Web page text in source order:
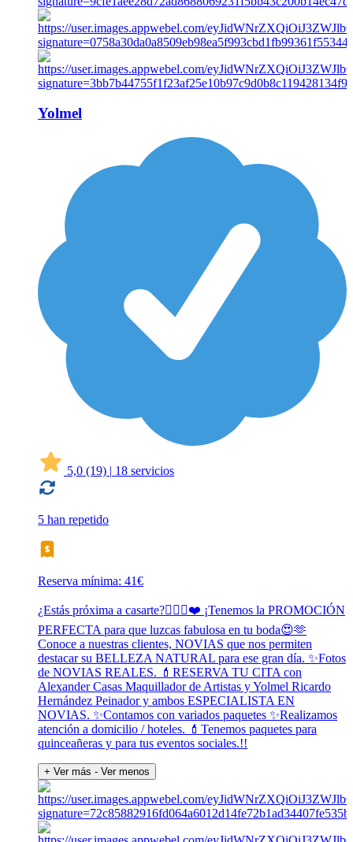
Yolmel
5,0 (19) | 18 servicios
5 han repetido
Reserva mínima: 41€
¿Estás próxima a casarte?👰🏻‍♀️❤️ ¡Tenemos la PROMOCIÓN
PERFECTA para que luzcas fabulosa en tu boda😍🫶
Conoce a nuestras clientes, NOVIAS que nos permiten
destacar su BELLEZA NATURAL para ese gran día. ✨Fotos
de NOVIAS REALES. 💄RESERVA TU CITA con
Alexander Casas Maquillador de Artistas y Yolmel Ricardo
Hernández Peinador y ambos ESPECIALISTA EN
NOVIAS. ✨Contamos con variados paquetes ✨Realizamos
atención a domicilio / hoteles. 💄Tenemos paquetes para
quinceañeras y para tus eventos sociales.!!
+ Ver más - Ver menos